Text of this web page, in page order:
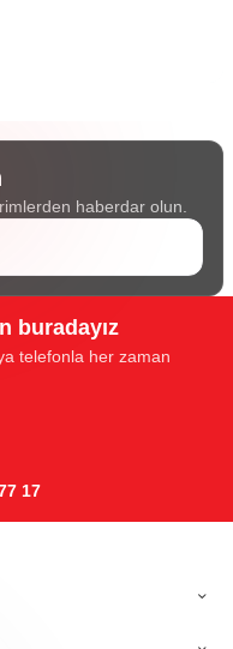
haberdar olun.
buradayız
telefonla her zaman
17